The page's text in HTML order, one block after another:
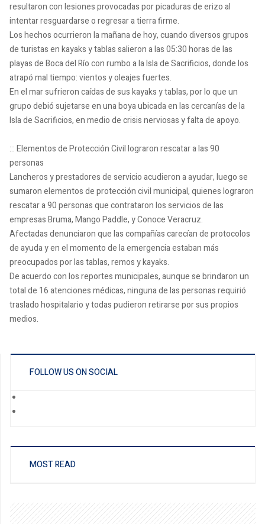
resultaron con lesiones provocadas por picaduras de erizo al
intentar resguardarse o regresar a tierra firme.
Los hechos ocurrieron la mañana de hoy, cuando diversos grupos
de turistas en kayaks y tablas salieron a las 05:30 horas de las
playas de Boca del Río con rumbo a la Isla de Sacrificios, donde los
atrapó mal tiempo: vientos y oleajes fuertes.
En el mar sufrieron caídas de sus kayaks y tablas, por lo que un
grupo debió sujetarse en una boya ubicada en las cercanías de la
Isla de Sacrificios, en medio de crisis nerviosas y falta de apoyo.
::: Elementos de Protección Civil lograron rescatar a las 90
personas
Lancheros y prestadores de servicio acudieron a ayudar, luego se
sumaron elementos de protección civil municipal, quienes lograron
rescatar a 90 personas que contrataron los servicios de las
empresas Bruma, Mango Paddle, y Conoce Veracruz.
Afectadas denunciaron que las compañías carecían de protocolos
de ayuda y en el momento de la emergencia estaban más
preocupados por las tablas, remos y kayaks.
De acuerdo con los reportes municipales, aunque se brindaron un
total de 16 atenciones médicas, ninguna de las personas requirió
traslado hospitalario y todas pudieron retirarse por sus propios
medios.
FOLLOW US ON SOCIAL
MOST READ